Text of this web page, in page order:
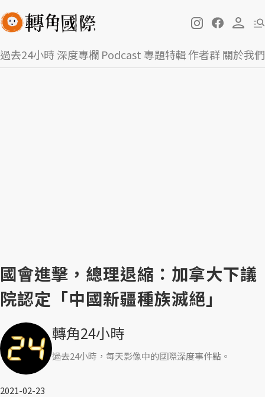
過去24小時深度專欄 Podcast 專題特輯作者群關於我們
國會進擊，總理退縮：加拿大下議
院認定「中國新疆種族滅絕」
轉角24小時
過去24小時，每天影像中的國際深度事件點。
2021-02-23